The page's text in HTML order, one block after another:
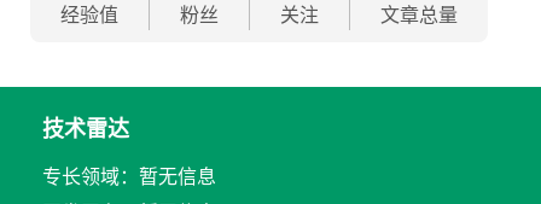
经验值 粉丝 关注 文章总量
技术雷达
专长领域：暂无信息